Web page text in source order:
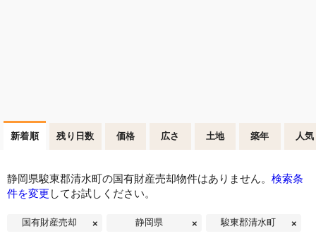
新着順 残り日数 価格 広さ 土地 築年 人気
静岡県駿東郡清水町の国有財産売却物件はありません。 検索条
件を変更 してお試しください。
国有財産売却 静岡県 駿東郡清水町